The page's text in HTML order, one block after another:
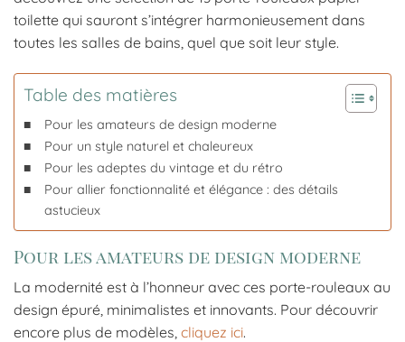
toilette qui sauront s’intégrer harmonieusement dans
toutes les salles de bains, quel que soit leur style.
Table des matières
Pour les amateurs de design moderne
Pour un style naturel et chaleureux
Pour les adeptes du vintage et du rétro
Pour allier fonctionnalité et élégance : des détails
astucieux
Pour les amateurs de design moderne
La modernité est à l’honneur avec ces porte-rouleaux au
design épuré, minimalistes et innovants. Pour découvrir
encore plus de modèles, cliquez ici.